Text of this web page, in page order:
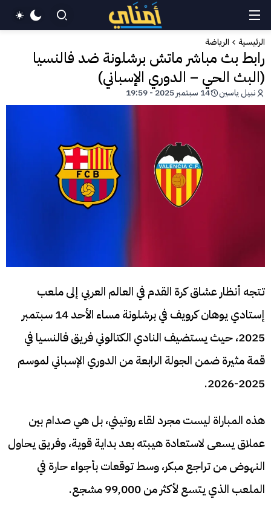
الرئيسية الرياضة
رابط بث مباشر ماتش برشلونة ضد فالنسيا
(البث الحي – الدوري الإسباني)
نبيل ياسين 14 سبتمبر 2025 - 19:59
تتجه أنظار عشاق كرة القدم في العالم العربي إلى ملعب
إستادي يوهان كرويف في برشلونة مساء الأحد 14 سبتمبر
2025، حيث يستضيف النادي الكتالوني فريق فالنسيا في
قمة مثيرة ضمن الجولة الرابعة من الدوري الإسباني لموسم
2025-2026.
هذه المباراة ليست مجرد لقاء روتيني، بل هي صدام بين
عملاق يسعى لاستعادة هيبته بعد بداية قوية، وفريق يحاول
النهوض من تراجع مبكر، وسط توقعات بأجواء حارة في
الملعب الذي يتسع لأكثر من 99,000 مشجع.